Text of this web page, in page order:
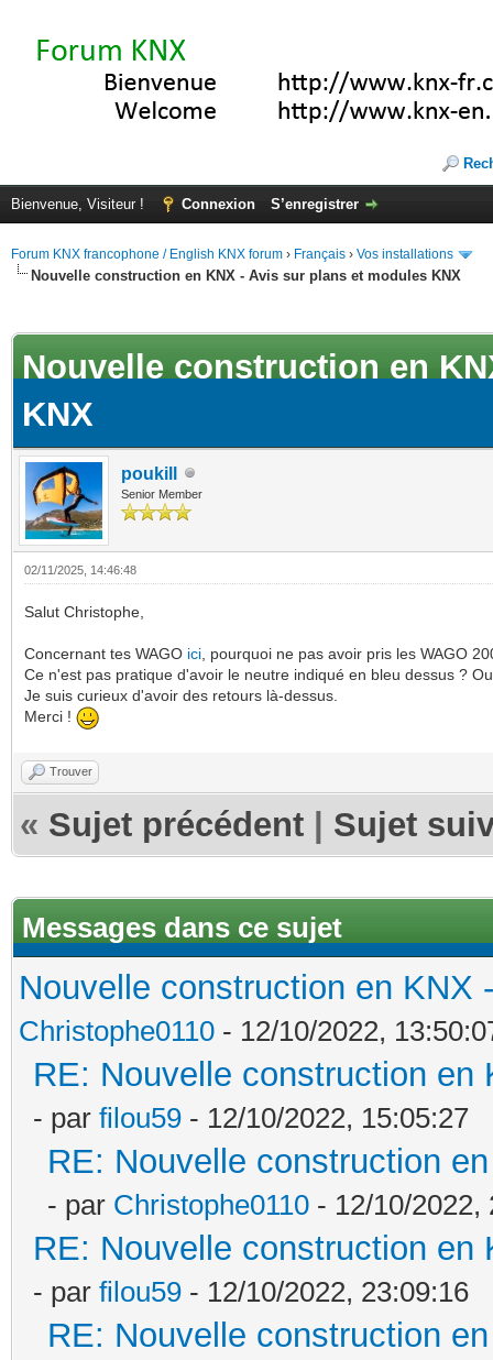
Bienvenue, Visiteur ! Connexion S’enregistrer
Forum KNX francophone / English KNX forum › Français › Vos installations
Nouvelle construction en KNX - Avis sur plans et modules KNX
Nouvelle construction en
KNX
poukill
Senior Member
02/11/2025, 14:46:48
Salut Christophe,
Concernant tes WAGO ici , pourquoi ne pas avoir pris les WAGO
Ce n'est pas pratique d'avoir le neutre indiqué en bleu dessus ?
Je suis curieux d'avoir des retours là-dessus.
Merci !
Trouver
« Sujet précédent Sujet
Messages dans ce sujet
Nouvelle construction en KNX
Christophe0110 - 12/10/2022,
RE: Nouvelle construction
- par filou59 - 12/10/2022, 15:05:27
RE: Nouvelle construction
- par Christophe0110 - 12/10/2022,
RE: Nouvelle construction
- par filou59 - 12/10/2022, 23:09:16
RE: Nouvelle construction